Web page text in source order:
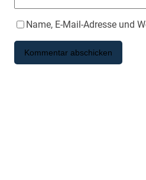
Name, E-Mail-Adresse und